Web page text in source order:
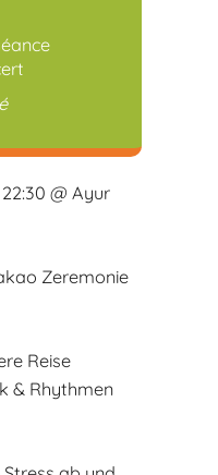
@ Ayur
Zeremonie
Reise
& Rhythmen